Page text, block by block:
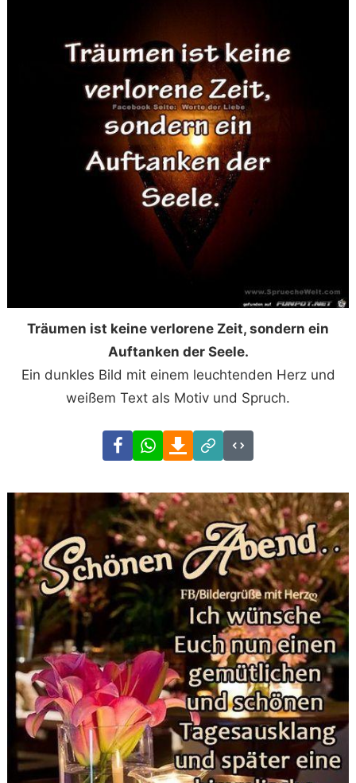
Träumen ist keine verlorene Zeit, sondern ein
Auftanken der Seele.
Ein dunkles Bild mit einem leuchtenden Herz und
weißem Text als Motiv und Spruch.
FacebookWhatsAppDownload
Link
Code